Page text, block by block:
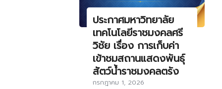
ประกาศมหาวิทยาลัย
เทคโนโลยีราชมงคลศรี
วิชัย เรื่อง การเก็บค่า
เข้าชมสถานแสดงพันธุ์
สัตว์น้ำราชมงคลตรัง
กรกฎาคม 1, 2026